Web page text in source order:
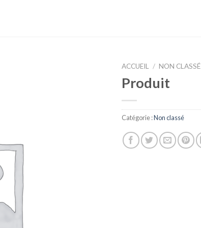
ACCUEIL / NON CLASSÉ
Produit
Catégorie :Non classé